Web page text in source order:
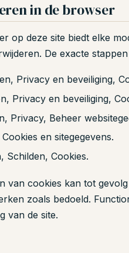
in de browser
op deze site biedt elke
De exacte
Privacy en beveiliging,
Privacy en beveiliging,
Privacy, Beheer
en sitegegevens.
Schilden, Cookies.
van cookies kan tot
zoals bedoeld.
van de site.